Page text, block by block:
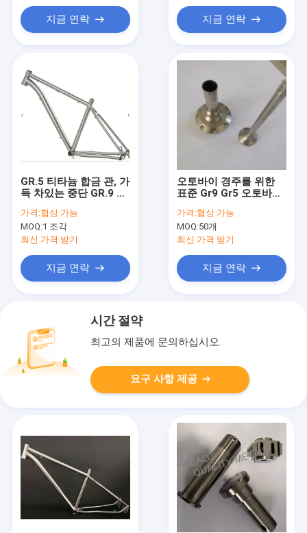
지금 연락 지금 연락
GR.5 티타늄 합금 관, 가
득 차있는 중단 GR.9 티
가격:협상 가능
MOQ:1 조각
최신 가격 받기
지금 연락
오토바이 경주를 위한
표준 Gr9 Gr5 오토바이
가격:협상 가능
MOQ:50개
최신 가격 받기
지금 연락
시간 절약
최고의 제품에 문의하십시오.
요구 사항 제공